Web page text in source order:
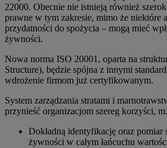
22000. Obecnie nie istnieją również
prawne w tym zakresie, mimo że niektóre
przydatności do spożycia – mogą mieć
żywności.
Nowa norma ISO 20001, oparta na
Structure), będzie spójna z innymi
wdrożenie firmom już certyfikowanym.
System zarządzania stratami i
przynieść organizacjom szereg korzyści,
Dokładną identyfikację oraz pomiar
żywności w całym łańcuchu